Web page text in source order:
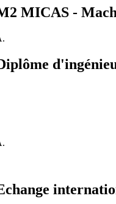
MICAS -